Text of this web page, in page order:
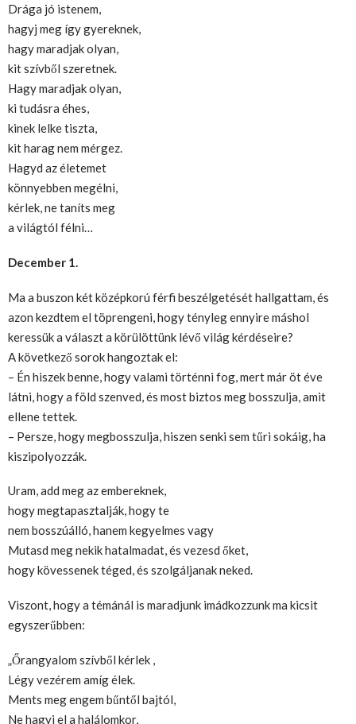
‎Drága jó istenem,
hagyj meg így gyereknek,
hagy maradjak olyan,
kit szívből szeretnek.
Hagy maradjak olyan,
ki tudásra éhes,
kinek lelke tiszta,
kit harag nem mérgez.
Hagyd az életemet
könnyebben megélni,
kérlek, ne taníts meg
a világtól félni…
December 1.
Ma a buszon két középkorú férfi beszélgetését hallgattam, és
azon kezdtem el töprengeni, hogy tényleg ennyire máshol
keressük a választ a körülöttünk lévő világ kérdéseire?
A következő sorok hangoztak el:
– Én hiszek benne, hogy valami történni fog, mert már öt éve
látni, hogy a föld szenved, és most biztos meg bosszulja, amit
ellene tettek.
– Persze, hogy megbosszulja, hiszen senki sem tűri sokáig, ha
kiszipolyozzák.
Uram, add meg az embereknek,
hogy megtapasztalják, hogy te
nem bosszúálló, hanem kegyelmes vagy
Mutasd meg nekik hatalmadat, és vezesd őket,
hogy kövessenek téged, és szolgáljanak neked.
Viszont, hogy a témánál is maradjunk imádkozzunk ma kicsit
egyszerűbben:
„Őrangyalom szívből kérlek ,
Légy vezérem amíg élek.
Ments meg engem bűntől bajtól,
Ne hagyj el a halálomkor,